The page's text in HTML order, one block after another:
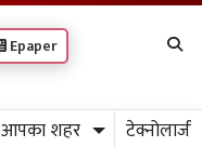
Epaper
आपका शहर टेक्नोलाजी